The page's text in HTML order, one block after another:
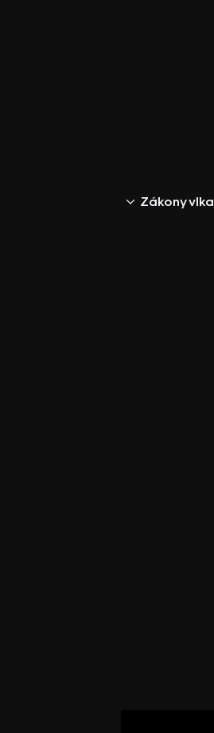
Zákony vlka